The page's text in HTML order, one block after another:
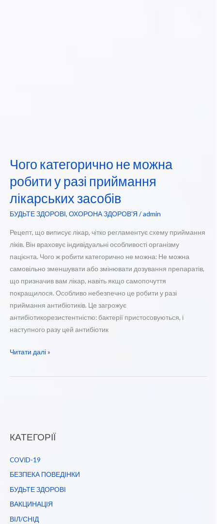
Чого категорично не можна
робити у разі приймання
лікарських засобів
БУДЬТЕ ЗДОРОВІ, ОХОРОНА ЗДОРОВ'Я /admin
Рецепт, що виписує лікар, чітко регламентує схему приймання
ліків. Він враховує індивідуальні особливості організму
пацієнта. Чого ж робити категорично не можна: Не можна
самовільно зменшувати або змінювати дозування препаратів,
що призначив вам лікар, навіть якщо самопочуття
покращилося. Особливо небезпечно це робити у разі
приймання антибіотиків. Це загрожує
антибіотикорезистентністю: бактерії пристосовуються, і
наступного разу цей антибіотик
Чого
не
приймання
засобів
Читати далі »
КАТЕГОРІЇ
COVID-19
БЕЗПЕКА ПОВЕДІНКИ
БУДЬТЕ ЗДОРОВІ
ВАКЦИНАЦІЯ
ВІЛ/СНІД